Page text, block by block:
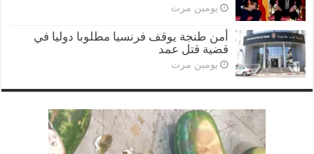
يومين مرت
أمن طنجة يوقف فرنسيا مطلوبا دوليا في
قضية قتل عمد
يومين مرت